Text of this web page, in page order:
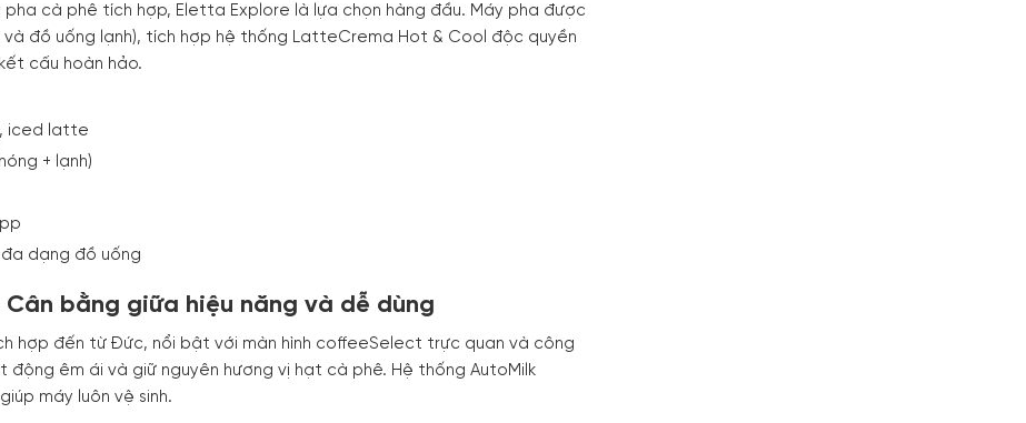
cà phê tích hợp, Eletta Explore là lựa chọn hàng đầu. Máy pha được
đồ uống lạnh), tích hợp hệ thống LatteCrema Hot & Cool độc quyền
cấu hoàn hảo.
iced latte
+ lạnh)
dạng đồ uống
Cân bằng giữa hiệu năng và dễ dùng
hợp đến từ Đức, nổi bật với màn hình coffeeSelect trực quan và công
êm ái và giữ nguyên hương vị hạt cà phê. Hệ thống AutoMilk
máy luôn vệ sinh.